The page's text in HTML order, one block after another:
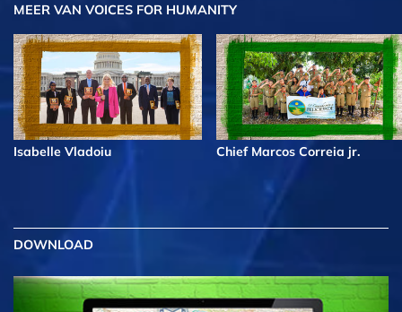
MEER VAN VOICES FOR HUMANITY
Isabelle Vladoiu Chief Marcos Correia jr.
DOWNLOAD